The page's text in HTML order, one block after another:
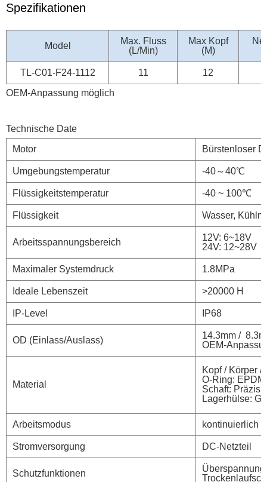
Spezifikationen
Model
Max. Fluss
(L/Min)
Max Kopf
(M)
TL-C01-F24-1112 11
12
OEM-Anpassung möglich
Technische Date
Motor
Bürstenloser
Umgebungstemperatur -40～40℃
Flüssigkeitstemperatur -40 ~ 100℃
Flüssigkeit Wasser,
Arbeitsspannungsbereich
12V: 6~18V
24V: 12~28V
Maximaler Systemdruck 1.8MPa
Ideale Lebenszeit >20000 H
IP-Level IP68
OD (Einlass/Auslass)
14.3mm /
OEM-
Material
Kopf / Körper /
O-Ring: EPDM
Schaft:
Lagerhülse:
Arbeitsmodus kontinuierlich
Stromversorgung DC-Netzteil
Schutzfunktionen